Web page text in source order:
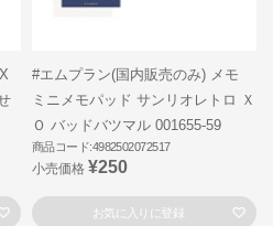
#エムプラン(国内販売のみ) メモ
ミニメモパッド サンリオレトロ Ｘ
Ｏ バッドバツマル 001655-59
商品コード:4982502072517
小売価格 ¥250
お気に入りに登録